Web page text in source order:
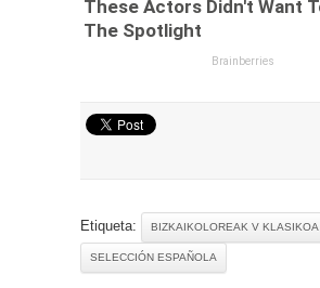
Etiqueta: BIZKAIKOLOREAK V KLASIKOA
SELECCIÓN ESPAÑOLA